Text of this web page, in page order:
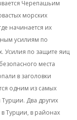
Черепашьим
морских
начинается их
усилиям по
Усилия по защите яиц
места
в заголовки
одним из самых
Турции. Два других
Турции, в районах